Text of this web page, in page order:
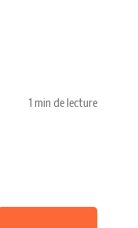
1 min de lecture